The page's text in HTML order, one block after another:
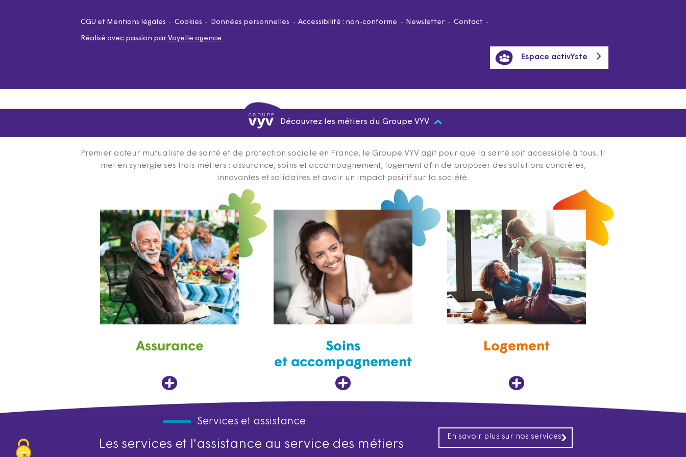
CGU et Mentions légales Cookies Données personnelles Accessibilité : non-conforme Newsletter Contact
Réalisé avec passion par Voyelle agence
Espace activYste
Découvrez les métiers du Groupe VYV
Premier acteur mutualiste de santé et de protection sociale en France, le Groupe VYV agit pour que la santé soit accessible à tous. Il
met en synergie ses trois métiers : assurance, soins et accompagnement, logement afin de proposer des solutions concrètes,
innovantes et solidaires et avoir un impact positif sur la société.
Assurance
Soins
et accompagnement
Logement
Services et assistance
Les services et l'assistance au service des métiers
En savoir plus sur nos services